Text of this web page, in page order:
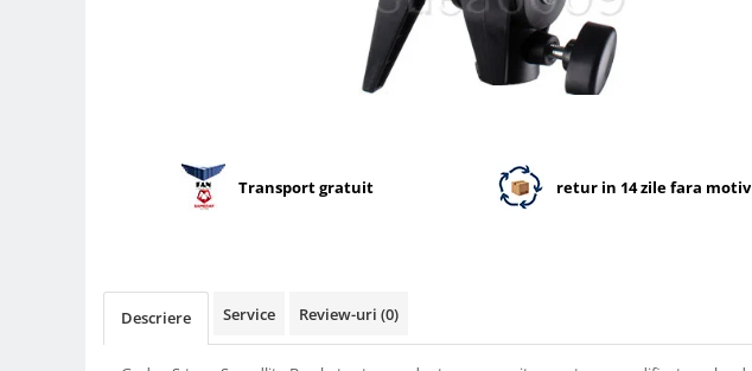
Convertoare pe filet foto video
Blitz-uri externe
Blitz-uri TTL - Dedicate
Transport gratuit retur in 14 zile fara motiv
Descriere Service Review-uri (0)